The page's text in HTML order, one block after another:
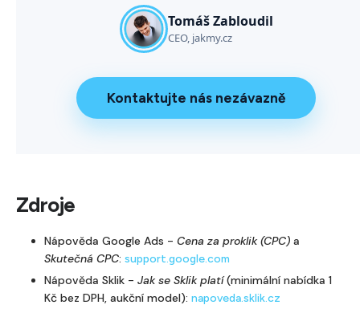
Tomáš Zabloudil
CEO, jakmy.cz
Kontaktujte nás nezávazně
Zdroje
Nápověda Google Ads - Cena za proklik (CPC) a
Skutečná CPC: support.google.com
Nápověda Sklik - Jak se Sklik platí(minimální nabídka 1
Kč bez DPH, aukční model): napoveda.sklik.cz